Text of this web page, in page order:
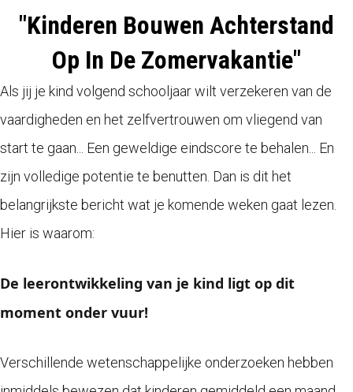
"Kinderen Bouwen Achterstand
Op In De Zomervakantie"
Als jij je kind volgend schooljaar wilt verzekeren van de
vaardigheden en het zelfvertrouwen om vliegend van
start te gaan... Een geweldige eindscore te behalen... En
zijn volledige potentie te benutten. Dan is dit het
belangrijkste bericht wat je komende weken gaat lezen.
Hier is waarom:
De leerontwikkeling van je kind ligt op dit
moment onder vuur!
Verschillende wetenschappelijke onderzoeken hebben